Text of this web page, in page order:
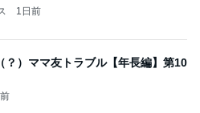
1日前
？）ママ友トラブル【年長編】第10